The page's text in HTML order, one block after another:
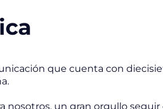
que cuenta con
nosotros, un gran orgullo